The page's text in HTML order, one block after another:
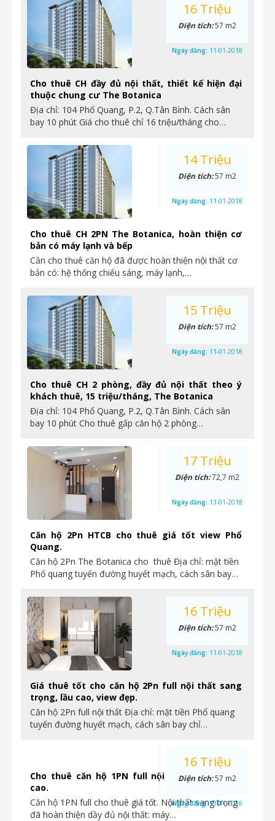
Cho thuê CH đầy đủ nội thất, thiết kế hiện đại
thuộc chung cư The Botanica
Địa chỉ: 104 Phổ Quang, P.2, Q.Tân Bình. Cách sân
bay 10 phút Giá cho thuê chỉ 16 triệu/tháng cho…
16 Triệu
Diện tích:57 m2
Ngày đăng: 11-01-2018
Cho thuê CH 2PN The Botanica, hoàn thiện cơ
bản có máy lạnh và bếp
Cần cho thuê căn hộ đã được hoàn thiện nội thất cơ
bản có: hệ thống chiếu sáng, máy lạnh,…
14 Triệu
Diện tích:57 m2
Ngày đăng: 11-01-2018
Cho thuê CH 2 phòng, đầy đủ nội thất theo ý
khách thuê, 15 triệu/tháng, The Botanica
Địa chỉ: 104 Phổ Quang, P.2, Q.Tân Bình. Cách sân
bay 10 phút Cho thuê gấp căn hộ 2 phòng…
15 Triệu
Diện tích:57 m2
Ngày đăng: 11-01-2018
Căn hộ 2Pn HTCB cho thuê giá tốt view Phổ
Quang.
Căn hộ 2Pn The Botanica cho thuê Địa chỉ: mặt tiền
Phổ quang tuyến đường huyết mạch, cách sân bay…
17 Triệu
Diện tích:72,7 m2
Ngày đăng: 11-01-2018
Giá thuê tốt cho căn hộ 2Pn full nội thất sang
trọng, lầu cao, view đẹp.
Căn hộ 2Pn full nội thất Địa chỉ: mặt tiền Phổ quang
tuyến đường huyết mạch, cách sân bay chỉ…
16 Triệu
Diện tích:57 m2
Ngày đăng: 11-01-2018
Cho thuê căn hộ 1PN full nội thất giá tốt lầu
cao.
Căn hộ 1PN full cho thuê giá tốt. Nội thất sang trọng
đã hoàn thiện dầy đủ nội thất: máy…
16 Triệu
Diện tích:57 m2
Ngày đăng:11-01-2018